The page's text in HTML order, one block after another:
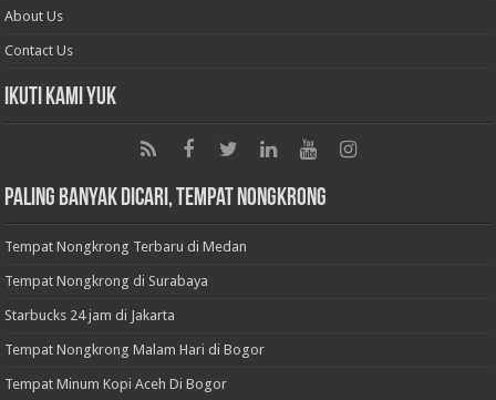
About Us
Contact Us
Ikuti Kami Yuk
Paling Banyak Dicari, Tempat Nongkrong
Tempat Nongkrong Terbaru di Medan
Tempat Nongkrong di Surabaya
Starbucks 24 jam di Jakarta
Tempat Nongkrong Malam Hari di Bogor
Tempat Minum Kopi Aceh Di Bogor